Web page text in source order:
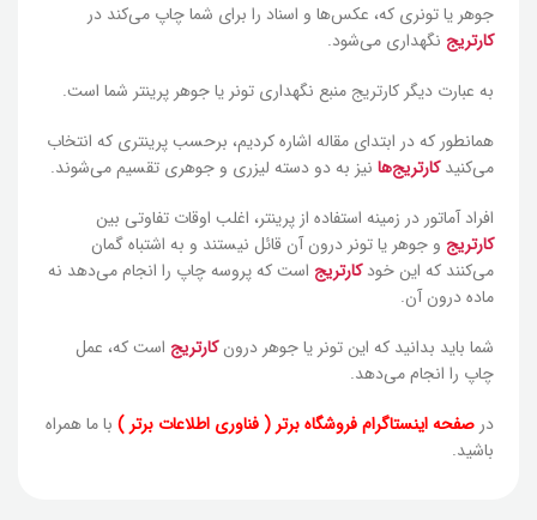
جوهر یا تونری که، عکس‌ها و اسناد را برای شما چاپ می‌کند در
کارتریج نگهداری می‌شود.
به عبارت دیگر کارتریج منبع نگهداری تونر یا جوهر پرینتر شما است.
همانطور که در ابتدای مقاله اشاره کردیم، برحسب پرینتری که انتخاب
می‌کنیدکارتریج‌ها نیز به دو دسته لیزری و جوهری تقسیم می‌شوند.
افراد آماتور در زمینه استفاده از پرینتر، اغلب اوقات تفاوتی بین
کارتریج و جوهر یا تونر درون آن قائل نیستند و به اشتباه گمان
می‌کنند که این خودکارتریج است که پروسه چاپ را انجام می‌دهد نه
ماده درون آن.
شما باید بدانید که این تونر یا جوهر درونکارتریج است که، عمل
چاپ را انجام می‌دهد.
در صفحه اینستاگرام فروشگاه برتر ( فناوری اطلاعات برتر ) با ما همراه
باشید.